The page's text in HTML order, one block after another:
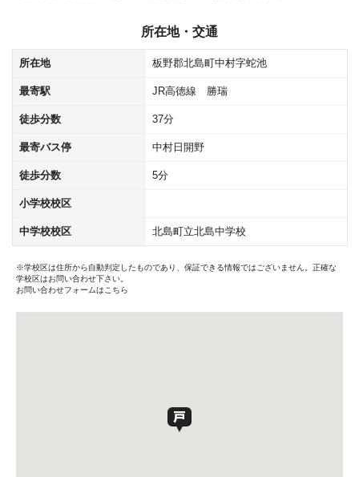
所在地・交通
所在地 板野郡北島町中村字蛇池
最寄駅 JR高徳線 勝瑞
徒歩分数 37分
最寄バス停 中村日開野
徒歩分数 5分
小学校校区
中学校校区 北島町立北島中学校
※学校区は住所から自動判定したものであり、保証できる情報ではございません。正確な
学校区はお問い合わせ下さい。
お問い合わせフォームはこちら